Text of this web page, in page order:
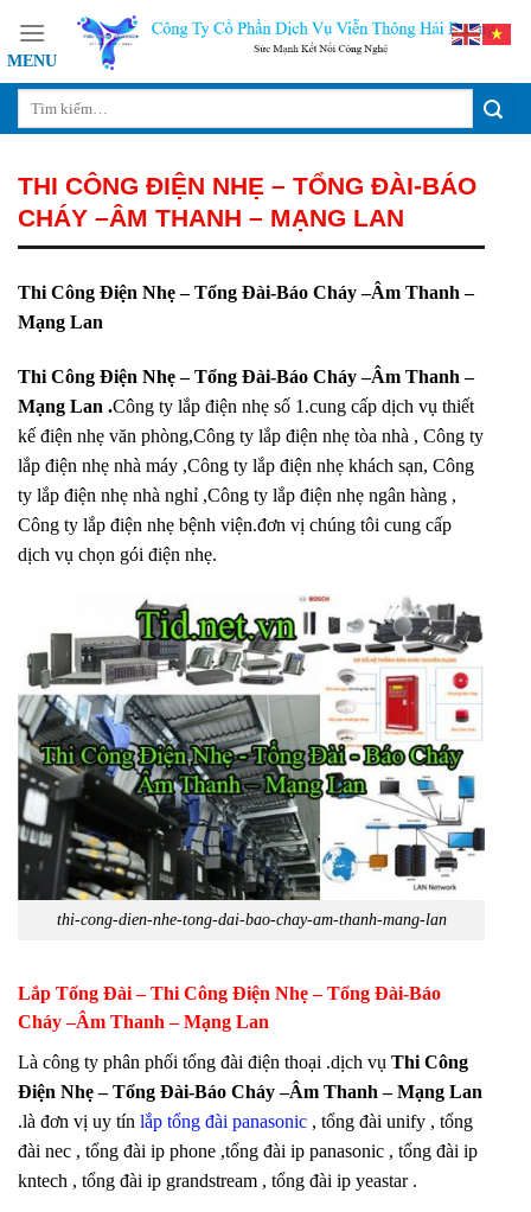
content
THI CÔNG ĐIỆN NHẸ – TỔNG ĐÀI-BÁO
CHÁY –ÂM THANH – MẠNG LAN
Thi Công Điện Nhẹ – Tổng Đài-Báo Cháy –Âm Thanh –
Mạng Lan
Thi Công Điện Nhẹ – Tổng Đài-Báo Cháy –Âm Thanh –
Mạng Lan .Công ty lắp điện nhẹ số 1.cung cấp dịch vụ thiết
kế điện nhẹ văn phòng,Công ty lắp điện nhẹ tòa nhà , Công ty
lắp điện nhẹ nhà máy ,Công ty lắp điện nhẹ khách sạn, Công
ty lắp điện nhẹ nhà nghỉ ,Công ty lắp điện nhẹ ngân hàng ,
Công ty lắp điện nhẹ bệnh viện.đơn vị chúng tôi cung cấp
dịch vụ chọn gói điện nhẹ.
thi-cong-dien-nhe-tong-dai-bao-chay-am-thanh-mang-lan
Lắp Tổng Đài – Thi Công Điện Nhẹ – Tổng Đài-Báo
Cháy –Âm Thanh – Mạng Lan
Là công ty phân phối tổng đài điện thoại .dịch vụ Thi Công
Điện Nhẹ – Tổng Đài-Báo Cháy –Âm Thanh – Mạng Lan
.là đơn vị uy tín lắp tổng đài panasonic , tổng đài unify , tổng
đài nec , tổng đài ip phone ,tổng đài ip panasonic , tổng đài ip
kntech , tổng đài ip grandstream , tổng đài ip yeastar .